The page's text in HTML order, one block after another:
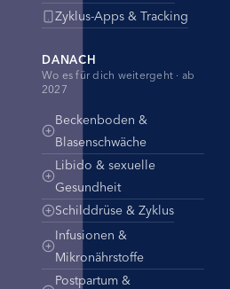
Zyklus-Apps & Tracking
DANACH
Wo es für dich weitergeht · ab
2027
Beckenboden &
Blasenschwäche
Libido & sexuelle
Gesundheit
Schilddrüse & Zyklus
Infusionen &
Mikronährstoffe
Postpartum &